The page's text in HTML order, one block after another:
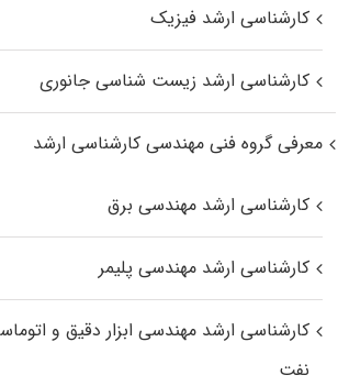
کارشناسی ارشد فیزیک
کارشناسی ارشد زیست‌ شناسی جانوری
معرفی گروه فنی مهندسی کارشناسی ارشد
کارشناسی ارشد مهندسی برق
کارشناسی ارشد مهندسی پلیمر
کارشناسی ارشد مهندسی ابزار دقیق و
نفت